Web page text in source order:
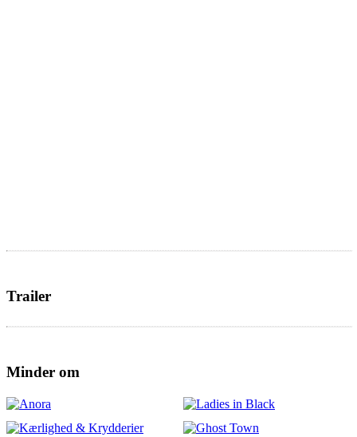
Trailer
Minder om